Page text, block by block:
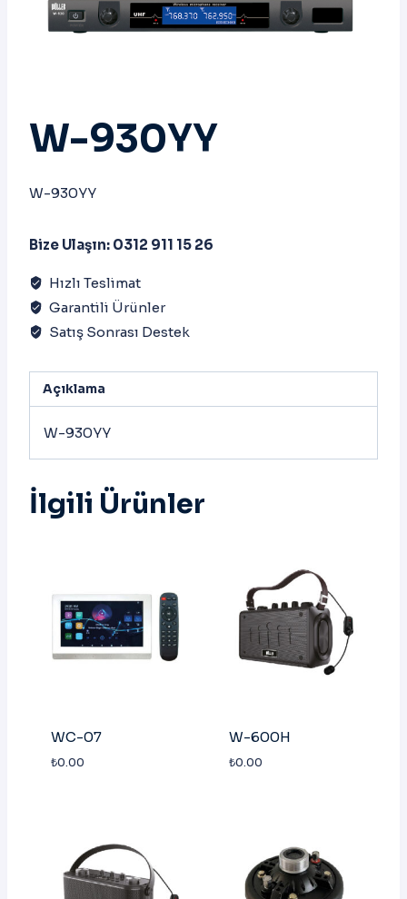
W-930YY
W-930YY
Bize Ulaşın: 0312 911 15 26
Hızlı Teslimat
Garantili Ürünler
Satış Sonrası Destek
Açıklama
W-930YY
İlgili Ürünler
WC-07
₺0.00
W-600H
₺0.00